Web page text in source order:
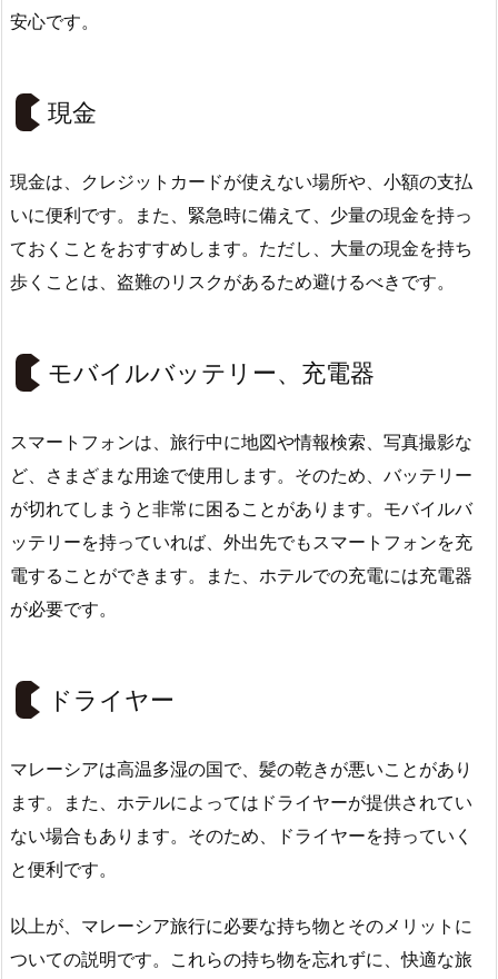
安心です。
現金
現金は、クレジットカードが使えない場所や、小額の支払
いに便利です。また、緊急時に備えて、少量の現金を持っ
ておくことをおすすめします。ただし、大量の現金を持ち
歩くことは、盗難のリスクがあるため避けるべきです。
モバイルバッテリー、充電器
スマートフォンは、旅行中に地図や情報検索、写真撮影な
ど、さまざまな用途で使用します。そのため、バッテリー
が切れてしまうと非常に困ることがあります。モバイルバ
ッテリーを持っていれば、外出先でもスマートフォンを充
電することができます。また、ホテルでの充電には充電器
が必要です。
ドライヤー
マレーシアは高温多湿の国で、髪の乾きが悪いことがあり
ます。また、ホテルによってはドライヤーが提供されてい
ない場合もあります。そのため、ドライヤーを持っていく
と便利です。
以上が、マレーシア旅行に必要な持ち物とそのメリットに
ついての説明です。これらの持ち物を忘れずに、快適な旅